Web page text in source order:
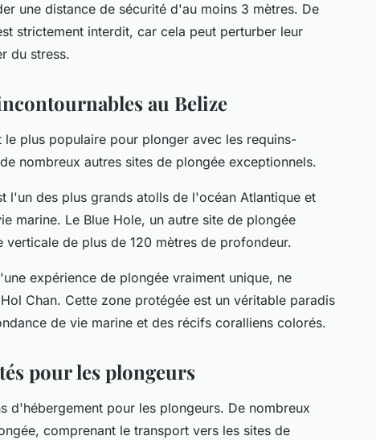
une distance de sécurité d'au moins 3 mètres. De
strictement interdit, car cela peut perturber leur
du stress.
au Belize
plus populaire pour plonger avec les requins-
nombreux autres sites de plongée exceptionnels.
l'un des plus grands atolls de l'océan Atlantique et
marine. Le Blue Hole, un autre site de plongée
de plus de 120 mètres de profondeur.
expérience de plongée vraiment unique, ne
Chan. Cette zone protégée est un véritable paradis
de vie marine et des récifs coralliens colorés.
pour les plongeurs
d'hébergement pour les plongeurs. De nombreux
comprenant le transport vers les sites de